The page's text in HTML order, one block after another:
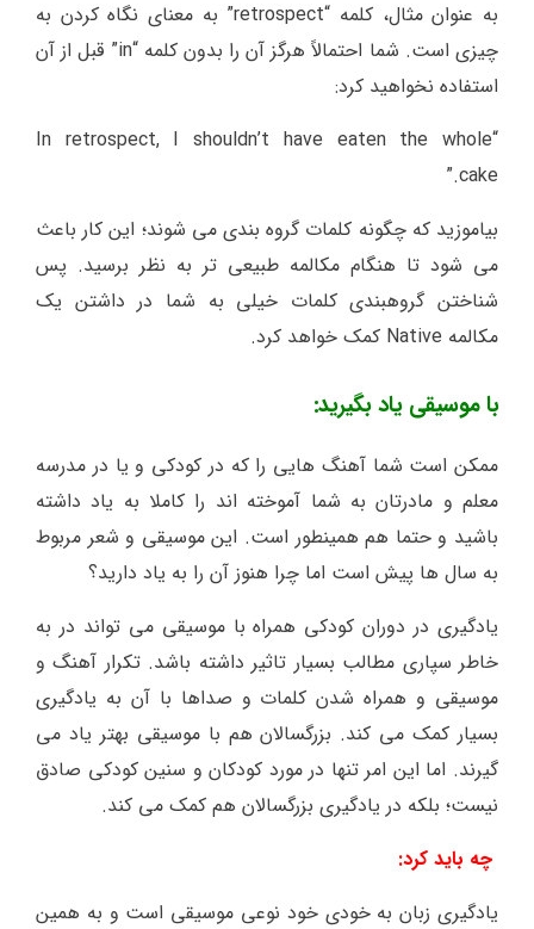
به عنوان مثال، کلمه “retrospect” به معنای نگاه کردن به
چیزی است. شما احتمالاً هرگز آن را بدون کلمه “in” قبل از آن
استفاده نخواهید کرد:
“In retrospect, I shouldn’t have eaten the whole
cake.”
بیاموزید که چگونه کلمات گروه بندی می شوند؛ این کار باعث
می شود تا هنگام مکالمه طبیعی تر به نظر برسید. پس
شناختن گروهبندی کلمات خیلی به شما در داشتن یک
مکالمه Native کمک خواهد کرد.
با موسیقی یاد بگیرید:
ممکن است شما آهنگ هایی را که در کودکی و یا در مدرسه
معلم و مادرتان به شما آموخته اند را کاملا به یاد داشته
باشید و حتما هم همینطور است. این موسیقی و شعر مربوط
به سال ها پیش است اما چرا هنوز آن را به یاد دارید؟
یادگیری در دوران کودکی همراه با موسیقی می تواند در به
خاطر سپاری مطالب بسیار تاثیر داشته باشد. تکرار آهنگ و
موسیقی و همراه شدن کلمات و صداها با آن به یادگیری
بسیار کمک می کند. بزرگسالان هم با موسیقی بهتر یاد می
گیرند. اما این امر تنها در مورد کودکان و سنین کودکی صادق
نیست؛ بلکه در یادگیری بزرگسالان هم کمک می کند.
چه باید کرد:
یادگیری زبان به خودی خود نوعی موسیقی است و به همین